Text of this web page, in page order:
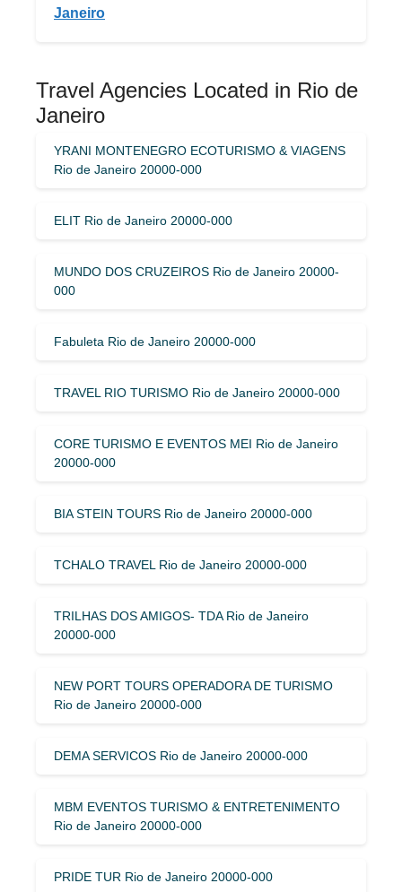
Janeiro
Travel Agencies Located in Rio de
Janeiro
YRANI MONTENEGRO ECOTURISMO & VIAGENS
Rio de Janeiro 20000-000
ELIT Rio de Janeiro 20000-000
MUNDO DOS CRUZEIROS Rio de Janeiro 20000-
000
Fabuleta Rio de Janeiro 20000-000
TRAVEL RIO TURISMO Rio de Janeiro 20000-000
CORE TURISMO E EVENTOS MEI Rio de Janeiro
20000-000
BIA STEIN TOURS Rio de Janeiro 20000-000
TCHALO TRAVEL Rio de Janeiro 20000-000
TRILHAS DOS AMIGOS- TDA Rio de Janeiro
20000-000
NEW PORT TOURS OPERADORA DE TURISMO
Rio de Janeiro 20000-000
DEMA SERVICOS Rio de Janeiro 20000-000
MBM EVENTOS TURISMO & ENTRETENIMENTO
Rio de Janeiro 20000-000
PRIDE TUR Rio de Janeiro 20000-000